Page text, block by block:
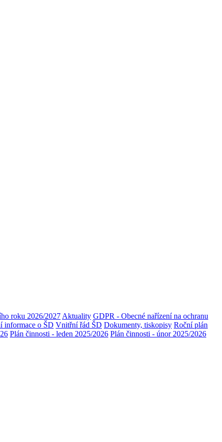
roku 2026/2027 Aktuality GDPR - Obecné nařízení na ochranu
informace o ŠD Vnitřní řád ŠD Dokumenty, tiskopisy Roční plán
Plán činnosti - leden 2025/2026 Plán činnosti - únor 2025/2026